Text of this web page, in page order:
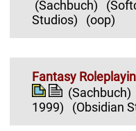
(Sachbuch)
Studios)
(oop)
Fantasy
(Sachbuch)
1999)
(Obsidian